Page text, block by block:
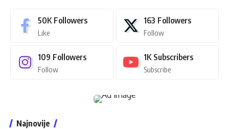
50K Followers
Like
163 Followers
Follow
109 Followers
Follow
1K Subscribers
Subscribe
Najnovije